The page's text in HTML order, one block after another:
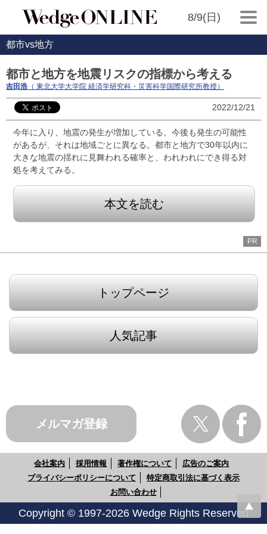
8/9(日)
都市vs地方
都市と地方を地震リスクの指標から考える
吉田浩 （ 東北大学大学院 経済学研究科・災害科学国際研究所教授）
2022/12/21
今年に入り、地震の発生が増加している。今後も発生の可能性
があるが、それは地域ごとに異なる。都市と地方で30年以内に
大きな地震の揺れに見舞われる確率と、われわれにでき得る対
処を考えてみる。
本文を読む
PR
トップページ
人気記事
メルマガ登録
会社案内 採用情報 著作権について
広告のご案内
プライバシーポリシーについて
特定商取引法に基づく表示
お問い合わせ
Copyright © 1997-2026 Wedge Rights Reserved